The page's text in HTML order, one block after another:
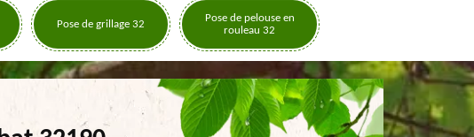
Pose de grillage 32
Pose de pelouse en
rouleau 32